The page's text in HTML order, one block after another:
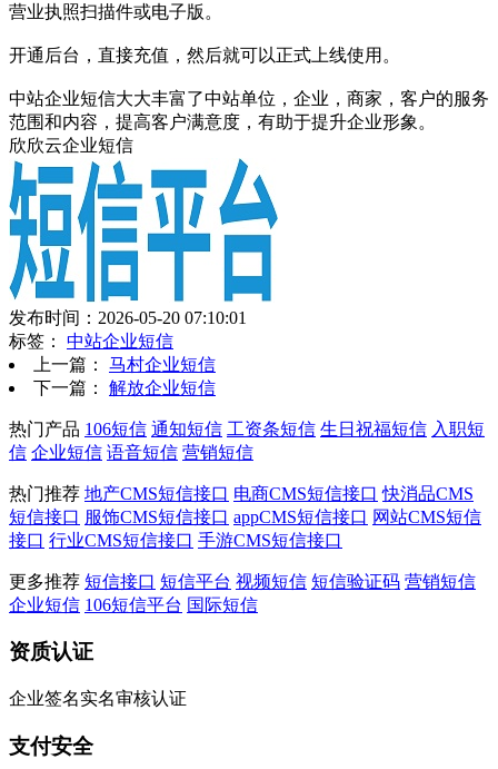
营业执照扫描件或电子版。
开通后台，直接充值，然后就可以正式上线使用。
中站企业短信大大丰富了中站单位，企业，商家，客户的服务
范围和内容，提高客户满意度，有助于提升企业形象。
欣欣云企业短信
发布时间：2026-05-20 07:10:01
标签： 中站企业短信
上一篇： 马村企业短信
下一篇： 解放企业短信
热门产品 106短信 通知短信 工资条短信 生日祝福短信 入职短
信 企业短信 语音短信 营销短信
热门推荐 地产CMS短信接口 电商CMS短信接口 快消品CMS
短信接口 服饰CMS短信接口 appCMS短信接口 网站CMS短信
接口 行业CMS短信接口 手游CMS短信接口
更多推荐 短信接口 短信平台 视频短信 短信验证码 营销短信
企业短信 106短信平台 国际短信
资质认证
企业签名实名审核认证
支付安全